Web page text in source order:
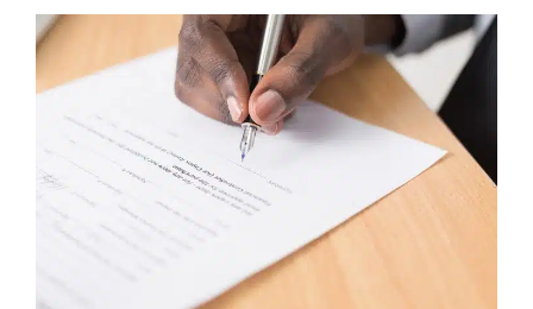
respectueuses de l’environnement. Parmi elles,
l’énergie solaire…